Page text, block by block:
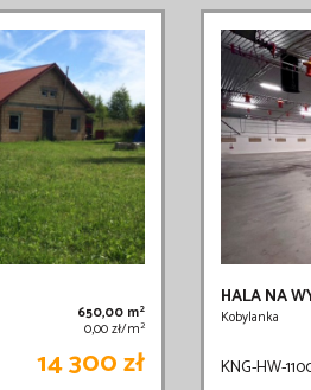
650,00 m2
0,00 zł/m2
14 300 zł
HALA NA
Kobylanka
KNG-HW-